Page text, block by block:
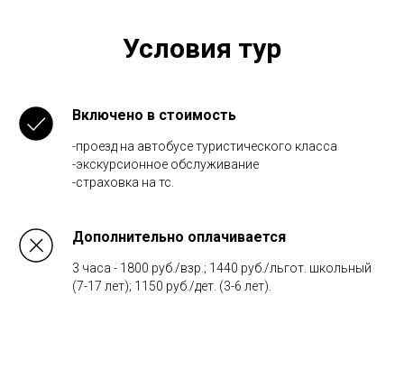
Условия тур
Включено в стоимость
-проезд на автобусе туристического класса
-экскурсионное обслуживание
-страховка на тс.
Дополнительно оплачивается
3 часа - 1800 руб./взр.; 1440 руб./льгот. школьный
(7-17 лет); 1150 руб./дет. (3-6 лет).